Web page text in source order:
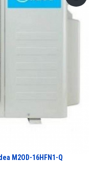
M2OD-16HFN1-Q